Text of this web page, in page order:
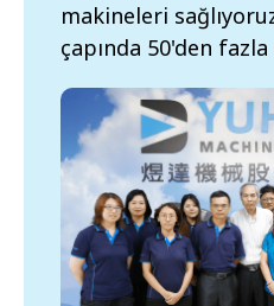
makineleri
çapında 50'den